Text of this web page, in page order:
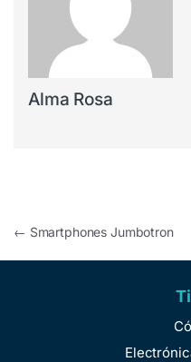
Alma Rosa
← Smartphones Jumbotron